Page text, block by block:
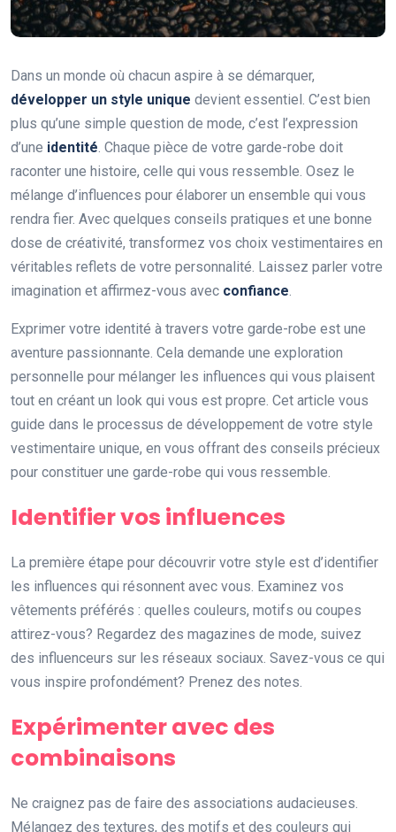
Dans un monde où chacun aspire à se démarquer,
développer un style unique devient essentiel. C’est bien
plus qu’une simple question de mode, c’est l’expression
d’une identité. Chaque pièce de votre garde-robe doit
raconter une histoire, celle qui vous ressemble. Osez le
mélange d’influences pour élaborer un ensemble qui vous
rendra fier. Avec quelques conseils pratiques et une bonne
dose de créativité, transformez vos choix vestimentaires en
véritables reflets de votre personnalité. Laissez parler votre
imagination et affirmez-vous avec confiance.
Exprimer votre identité à travers votre garde-robe est une
aventure passionnante. Cela demande une exploration
personnelle pour mélanger les influences qui vous plaisent
tout en créant un look qui vous est propre. Cet article vous
guide dans le processus de développement de votre style
vestimentaire unique, en vous offrant des conseils précieux
pour constituer une garde-robe qui vous ressemble.
Identifier vos influences
La première étape pour découvrir votre style est d’identifier
les influences qui résonnent avec vous. Examinez vos
vêtements préférés : quelles couleurs, motifs ou coupes
attirez-vous? Regardez des magazines de mode, suivez
des influenceurs sur les réseaux sociaux. Savez-vous ce qui
vous inspire profondément? Prenez des notes.
Expérimenter avec des
combinaisons
Ne craignez pas de faire des associations audacieuses.
Mélangez des textures, des motifs et des couleurs qui